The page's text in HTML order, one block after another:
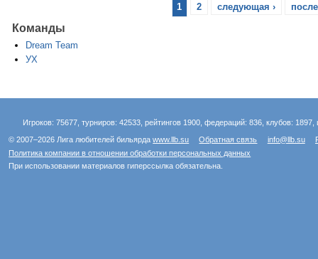
1 2 следующая ›
Команды
Dream Team
УХ
Игроков: 75677, турниров: 42533, рейтингов 1900, федераций: 836, клубов:
© 2007–2026 Лига любителей бильярдаwww.llb.su Обратная связь info@llb.su
Политика компании в отношении обработки персональных данных
При использовании материалов гиперссылка обязательна.